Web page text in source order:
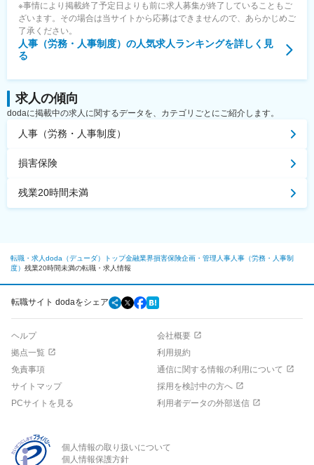
※事情により掲載終了予定日よりも前に求人募集が終了していることもご
ざいます。その場合は当サイトから応募はできませんので、あらかじめご
了承ください。
人事（労務・人事制度） の人気求人ランキングを詳しく見
る
求人の傾向
dodaに掲載中の求人に関するデータを、カテゴリごとにご紹介します。
人事（労務・人事制度）
損害保険
残業20時間未満
転職・求人doda（デューダ）トップ金融業界損害保険企画・管理 人事人事（労務・人事制
度） 残業20時間未満の転職・求人情報
転職サイト dodaをシェア
ヘルプ
会社概要
拠点一覧
利用規約
免責事項
通信に関する情報の利用について
サイトマップ
採用を検討中の方へ
PCサイトを見る
利用者データの外部送信
個人情報の取り扱いについて
個人情報保護方針